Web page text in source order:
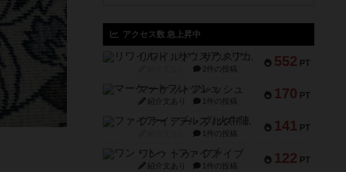
アクセス数 急上昇中
552 PT
リワイルド：サウスアメリカ
2件の投稿
170 PT
マーケットフレッシュ
紹介文あり 1件の投稿
141 PT
ファイアー・ブルズ / 火牛陣
1件の投稿
122 PT
ワン・トゥ・ファイブ
紹介文あり 1件の投稿